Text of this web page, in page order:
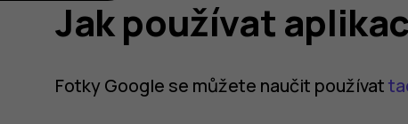
Jak používat
Fotky Google se můžete naučit používat